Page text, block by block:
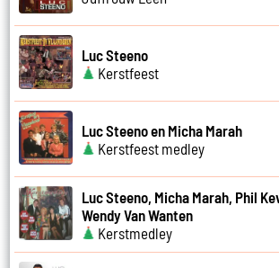
Luc Steeno
Kerstfeest
Luc Steeno en Micha Marah
Kerstfeest medley
Luc Steeno, Micha Marah, Phil
Wendy Van Wanten
Kerstmedley